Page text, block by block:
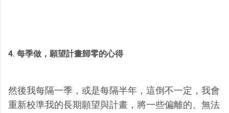
4. 每季做，願望計畫歸零的心得
然後我每隔一季，或是每隔半年，這倒不一定，我會
重新校準我的長期願望與計畫，將一些偏離的、無法